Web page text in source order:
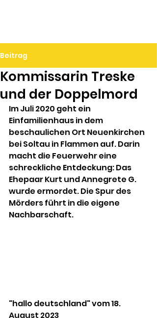
Beitrag
Kommissarin Treske
und der Doppelmord
Im Juli 2020 geht ein
Einfamilienhaus in dem
beschaulichen Ort Neuenkirchen
bei Soltau in Flammen auf. Darin
macht die Feuerwehr eine
schreckliche Entdeckung: Das
Ehepaar Kurt und Annegrete G.
wurde ermordet. Die Spur des
Mörders führt in die eigene
Nachbarschaft.
"hallo deutschland" vom 18.
August 2023